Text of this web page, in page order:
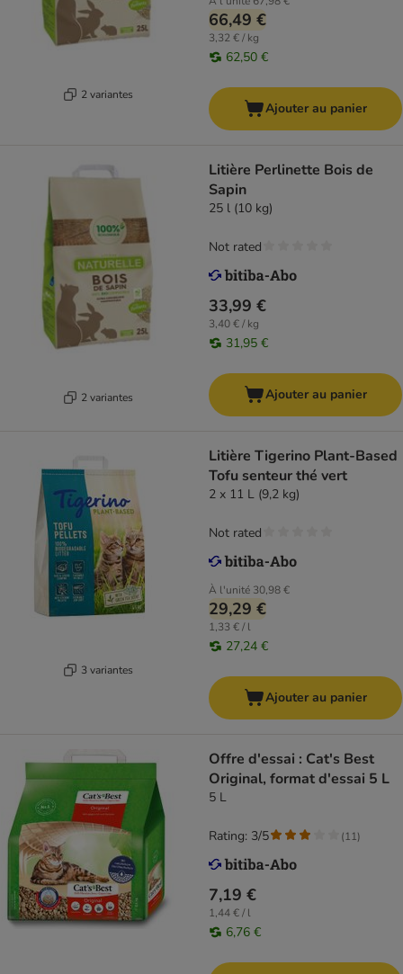
2 variantes
66,49 €
3,32 € / kg
62,50 €
Ajouter au panier
2 variantes
Litière Perlinette Bois de
Sapin
25 l (10 kg)
33,99 €
3,40 € / kg
31,95 €
Not rated
Ajouter au panier
3 variantes
Litière Tigerino Plant-Based
Tofu senteur thé vert
2 x 11 L (9,2 kg)
À l'unité 30,98 €
29,29 €
1,33 € / l
27,24 €
Not rated
Ajouter au panier
Offre d'essai : Cat's Best
Original, format d'essai 5 L
5 L
7,19 €
1,44 € / l
6,76 €
Rating: 3/5 (11)